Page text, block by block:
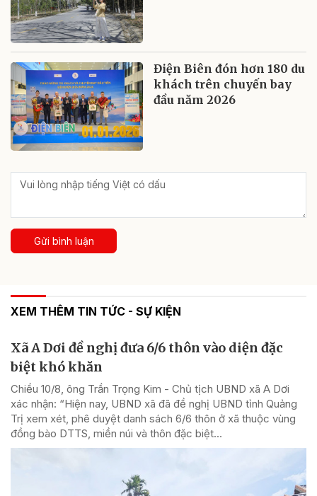
Điện Biên đón hơn 180 du
khách trên chuyến bay
đầu năm 2026
Gửi bình luận
XEM THÊM TIN TỨC - SỰ KIỆN
Xã A Dơi đề nghị đưa 6/6 thôn vào diện đặc
biệt khó khăn
Chiều 10/8, ông Trần Trọng Kim - Chủ tịch UBND xã A Dơi
xác nhận: “Hiện nay, UBND xã đã đề nghị UBND tỉnh Quảng
Trị xem xét, phê duyệt danh sách 6/6 thôn ở xã thuộc vùng
đồng bào DTTS, miền núi và thôn đặc biệt...